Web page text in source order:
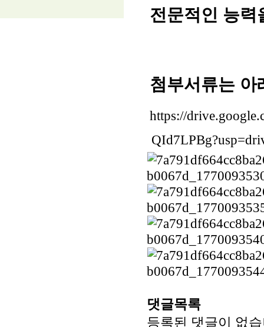
전문적인 능력
첨부서류는 아
https://
댓글목록
등록된 댓글이 없